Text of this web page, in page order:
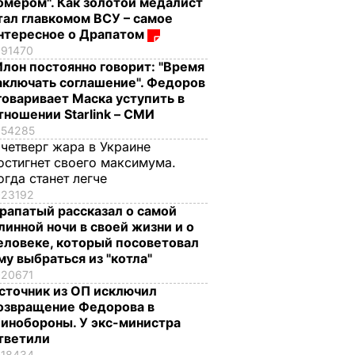
главкомом ВСУ – самое
о Драпатом
91470
постоянно говорит: "Время
соглашение". Федоров
Маска уступить в
Starlink – СМИ
54285
жара в Украине
своего максимума.
станет легче
23192
рассказал о самой
ночи в своей жизни и о
который посоветовал
выбраться из "котла"
20671
из ОП исключил
Федорова в
У экс-министра